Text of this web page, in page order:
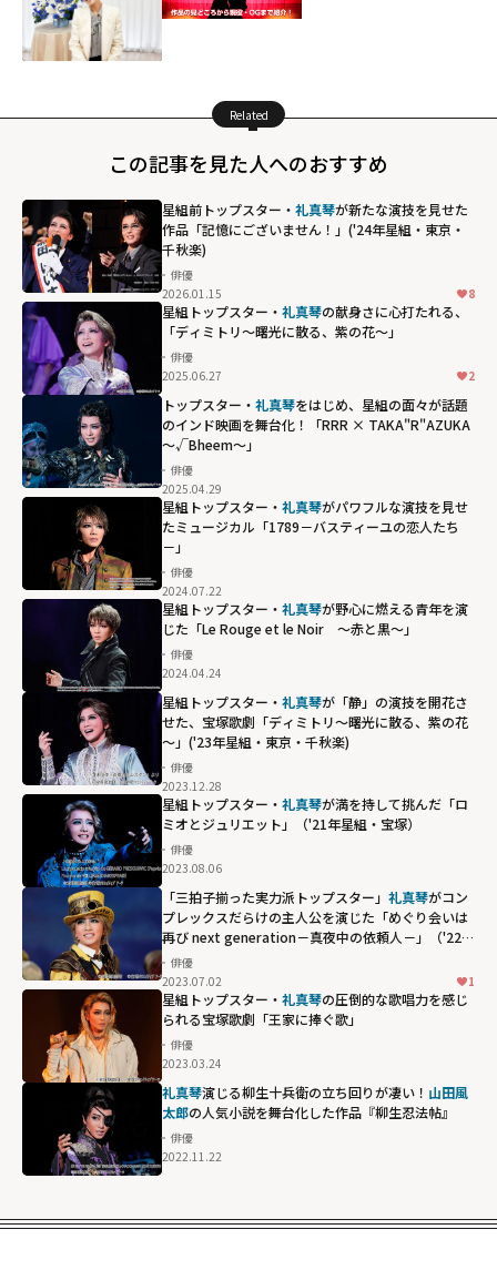
Related
この記事を見た人へのおすすめ
星組前トップスター・ 礼真琴が新たな演技を見せた
作品「記憶にございません！」('24年星組・東京・
千秋楽)
俳優
2026.01.15
8
星組トップスター・ 礼真琴の献身さに心打たれる、
「ディミトリ～曙光に散る、紫の花～」
俳優
2025.06.27
2
トップスター・ 礼真琴をはじめ、星組の面々が話題
のインド映画を舞台化！「RRR × TAKA"R"AZUKA
～√Bheem～」
俳優
2025.04.29
星組トップスター・ 礼真琴がパワフルな演技を見せ
たミュージカル「1789－バスティーユの恋人たち
－」
俳優
2024.07.22
星組トップスター・ 礼真琴が野心に燃える青年を演
じた「Le Rouge et le Noir ～赤と黒～」
俳優
2024.04.24
星組トップスター・ 礼真琴が「静」の演技を開花さ
せた、宝塚歌劇「ディミトリ～曙光に散る、紫の花
～」('23年星組・東京・千秋楽)
俳優
2023.12.28
星組トップスター・ 礼真琴が満を持して挑んだ「ロ
ミオとジュリエット」（'21年星組・宝塚）
俳優
2023.08.06
「三拍子揃った実力派トップスター」 礼真琴がコン
プレックスだらけの主人公を演じた「めぐり会いは
再び next generation－真夜中の依頼人－」（'22年
星組・東京・千秋楽）
俳優
2023.07.02
1
星組トップスター・ 礼真琴の圧倒的な歌唱力を感じ
られる宝塚歌劇「王家に捧ぐ歌」
俳優
2023.03.24
礼真琴演じる柳生十兵衛の立ち回りが凄い！ 山田風
太郎の人気小説を舞台化した作品『柳生忍法帖』
俳優
2022.11.22